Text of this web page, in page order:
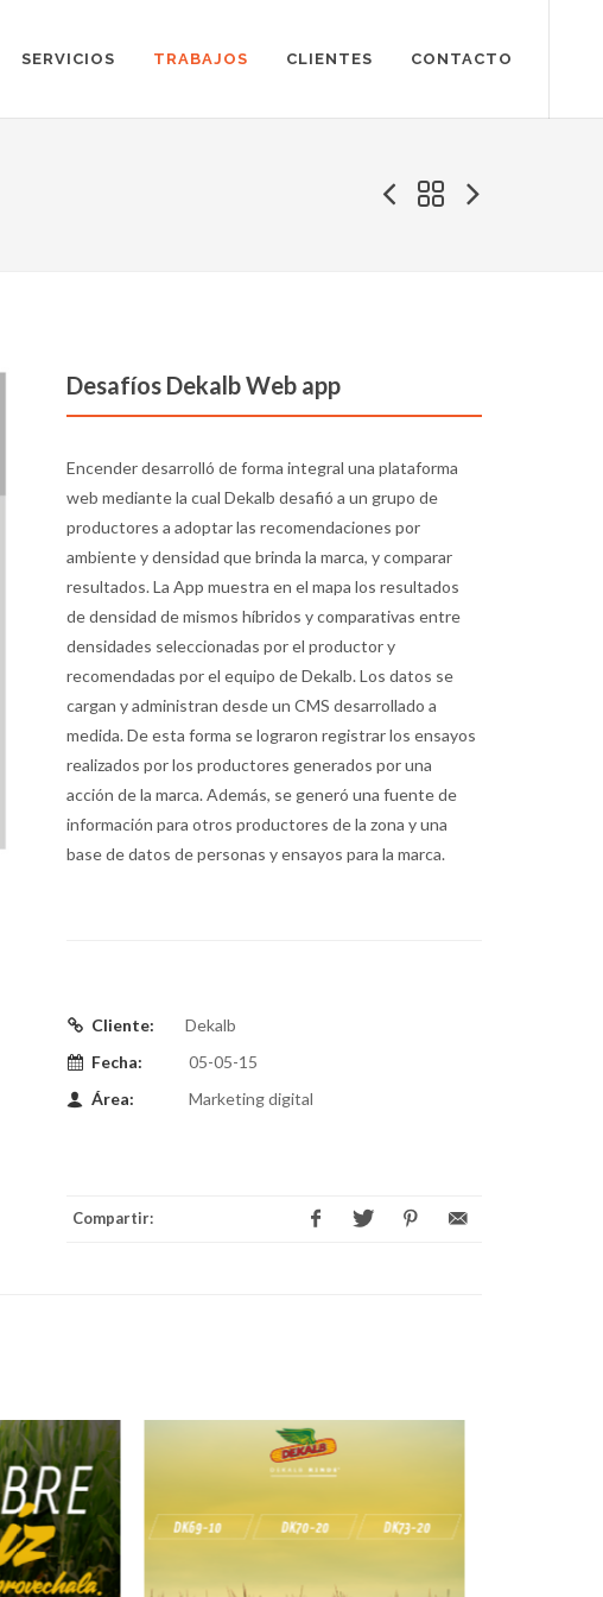
SERVICIOS TRABAJOS CLIENTES CONTACTO
Desafíos Dekalb Web app
Encender desarrolló de forma integral una plataforma
web mediante la cual Dekalb desafió a un grupo de
productores a adoptar las recomendaciones por
ambiente y densidad que brinda la marca, y comparar
resultados. La App muestra en el mapa los resultados
de densidad de mismos híbridos y comparativas entre
densidades seleccionadas por el productor y
recomendadas por el equipo de Dekalb. Los datos se
cargan y administran desde un CMS desarrollado a
medida. De esta forma se lograron registrar los ensayos
realizados por los productores generados por una
acción de la marca. Además, se generó una fuente de
información para otros productores de la zona y una
base de datos de personas y ensayos para la marca.
Cliente:
Dekalb
Fecha:
05-05-15
Área:
Marketing digital
Compartir: